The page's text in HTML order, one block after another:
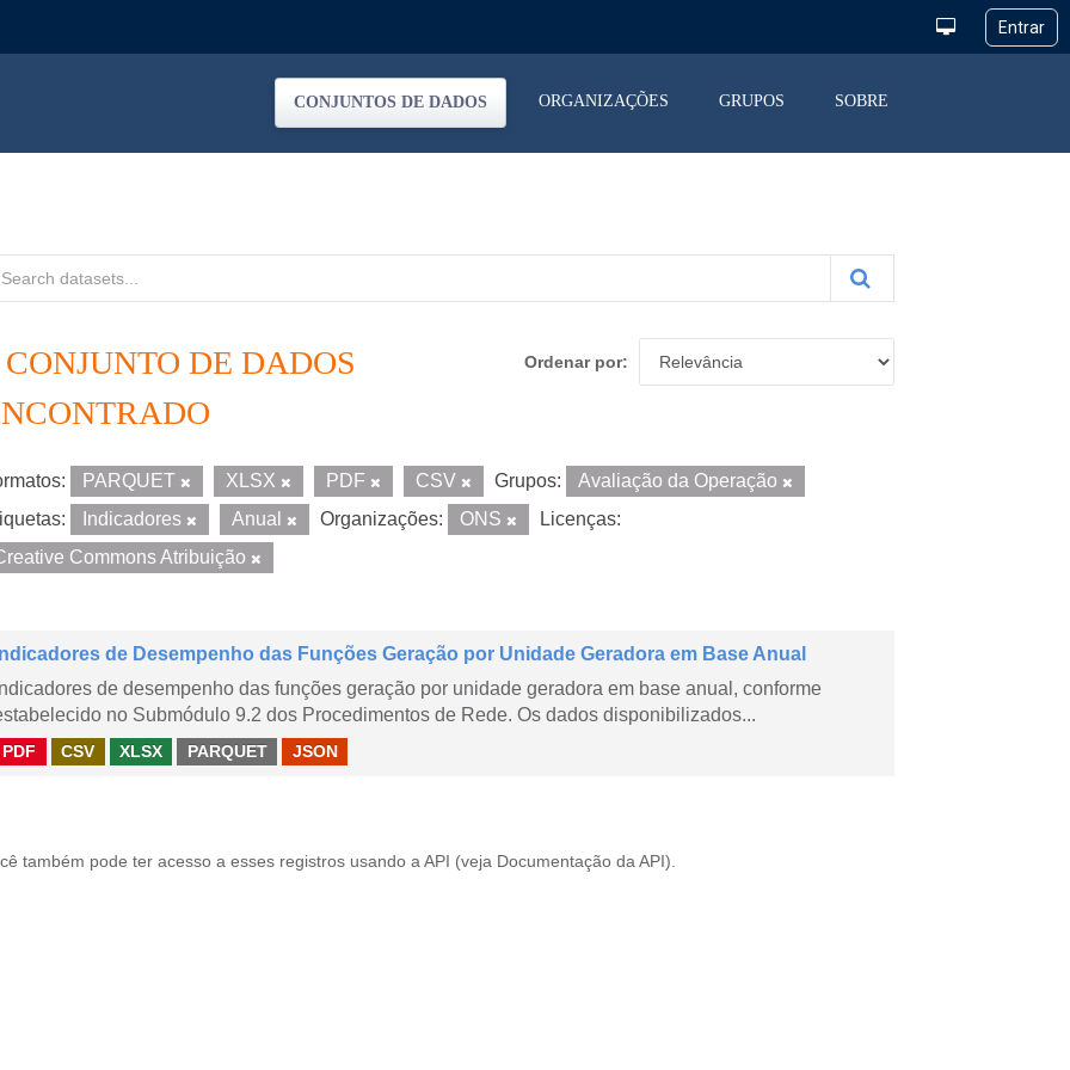
CONJUNTOS DE DADOS ORGANIZAÇÕES GRUPOS SOBRE
Ordenar por
CONJUNTO DE DADOS
PARQUET XLSX PDF CSV Grupos:
Avaliação da Operação
Indicadores Anual Organizações: ONS
Licenças:
Commons Atribuição
Indicadores de Desempenho das Funções Geração por Unidade Geradora em Base Anual
Indicadores de desempenho das funções geração por unidade geradora em base anual, conforme
no Submódulo 9.2 dos Procedimentos de Rede. Os dados disponibilizados...
PDF CSV XLSX PARQUET JSON
também pode ter acesso a esses registros usando a API (veja Documentação da API ).